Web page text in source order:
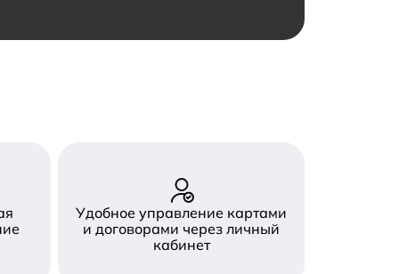
Удобное управление картами
и договорами через личный
кабинет